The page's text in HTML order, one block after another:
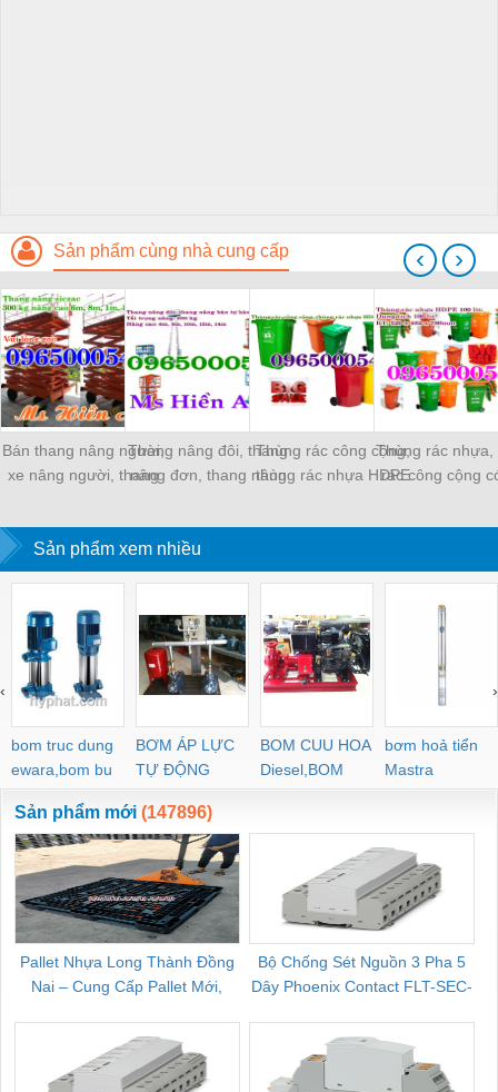
Sản phẩm cùng nhà cung cấp
Bán thang nâng người,
xe nâng người, thang
Thang nâng đôi, thang
nâng đơn, thang nâng
Thùng rác công cộng,
thùng rác nhựa HDPE
Thùng rác nhựa,
rác công cộng
‹ ›
Sản phẩm xem nhiều
bom truc dung
ewara,bom bu
ewara
BƠM ÁP LỰC
TỰ ĐỘNG
BOM CUU HOA
Diesel,BOM
CHUA CHAY
bơm hoả tiển
Mastra
‹ ›
Sản phẩm mới (147896)
Pallet Nhựa Long Thành Đồng
Nai – Cung Cấp Pallet Mới,
Bộ Chống Sét Nguồn 3 Pha 5
Dây Phoenix Contact FLT-SEC-